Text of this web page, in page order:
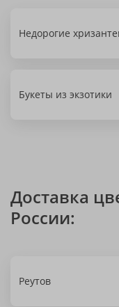
Недорогие
Букеты из экзотики
Доставка
России:
Реутов